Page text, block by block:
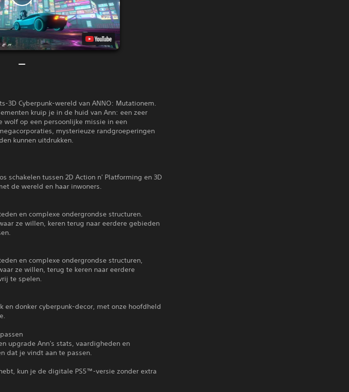
3D Cyberpunk-wereld van ANNO: Mutationem.
kruip je in de huid van Ann: een zeer
op een persoonlijke missie in een
mysterieuze randgroeperingen
kunnen uitdrukken.
schakelen tussen 2D Action n' Platforming en 3D
de wereld en haar inwoners.
en complexe ondergrondse structuren.
ze willen, keren terug naar eerdere gebieden
en complexe ondergrondse structuren,
ze willen, terug te keren naar eerdere
te spelen.
en donker cyberpunk-decor, met onze hoofdheld
upgrade Ann's stats, vaardigheden en
dat je vindt aan te passen.
kun je de digitale PS5™-versie zonder extra